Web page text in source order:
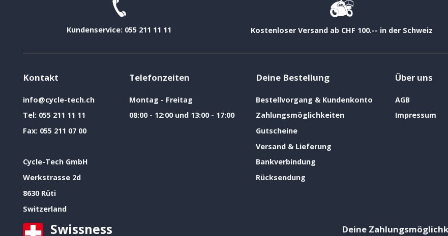
Kundenservice: 055 211 11 11 Kostenloser Versand ab CHF 100.-- in der Schweiz
Kontakt
info@cycle-tech.ch
Tel: 055 211 11 11
Fax: 055 211 07 00
Cycle-Tech GmbH
Werkstrasse 2d
8630 Rüti
Switzerland
Telefonzeiten
Montag - Freitag
08:00 - 12:00 und 13:00 - 17:00
Deine Bestellung
Bestellvorgang & Kundenkonto
Zahlungsmöglichkeiten
Gutscheine
Versand & Lieferung
Bankverbindung
Rücksendung
Über uns
AGB
Impressum
Swissness Deine